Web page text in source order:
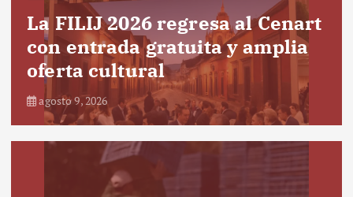
La FILIJ 2026 regresa al Cenart
con entrada gratuita y amplia
oferta cultural
agosto 9, 2026